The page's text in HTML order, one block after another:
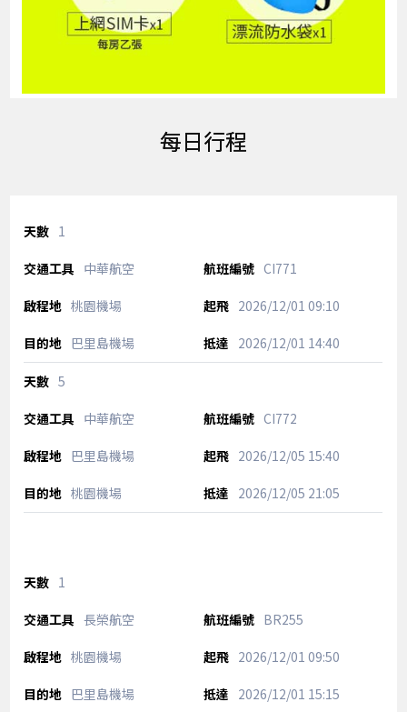
每日行程
1
中華航空 CI771
桃園機場 2026/12/01 09:10
巴里島機場 2026/12/01 14:40
5
中華航空 CI772
巴里島機場 2026/12/05 15:40
桃園機場 2026/12/05 21:05
1
長榮航空 BR255
桃園機場 2026/12/01 09:50
巴里島機場 2026/12/01 15:15